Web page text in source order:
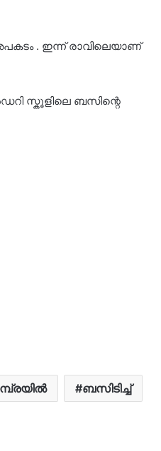
. ഇന്ന് രാവിലെയാണ്
സ്കൂളിലെ ബസിന്റെ
ബസിടിച്ച്